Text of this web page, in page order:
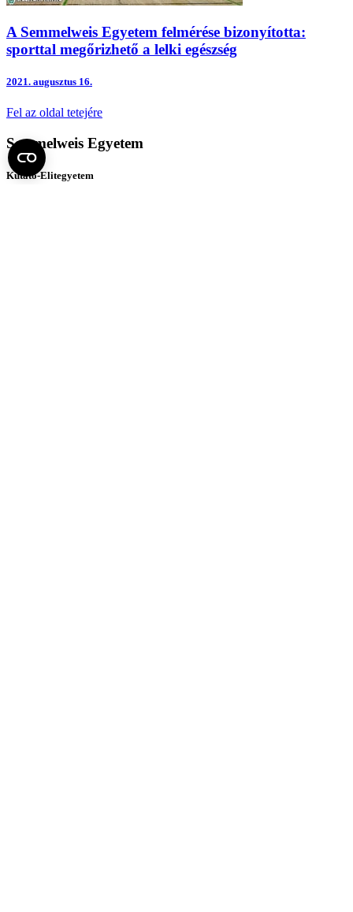
A Semmelweis Egyetem felmérése bizonyította:
sporttal megőrizhető a lelki egészség
2021. augusztus 16.
Fel az oldal tetejére
Semmelweis Egyetem
Kutató-Elitegyetem